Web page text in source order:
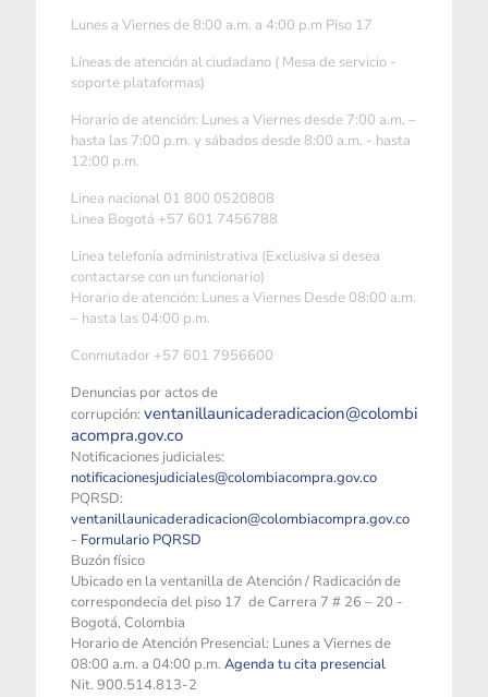
Lunes a Viernes de 8:00 a.m. a 4:00 p.m Piso 17
Líneas de atención al ciudadano ( Mesa de servicio -
soporte plataformas)
Horario de atención: Lunes a Viernes desde 7:00 a.m. –
hasta las 7:00 p.m. y sábados desde 8:00 a.m. - hasta
12:00 p.m.
Linea nacional 01 800 0520808
Linea Bogotá +57 601 7456788
Linea telefonía administrativa (Exclusiva si desea
contactarse con un funcionario)
Horario de atención: Lunes a Viernes Desde 08:00 a.m.
– hasta las 04:00 p.m.
Conmutador +57 601 7956600
Denuncias por actos de
corrupción: ventanillaunicaderadicacion@colombi
acompra.gov.co
Notificaciones judiciales:
notificacionesjudiciales@colombiacompra.gov.co
PQRSD:
ventanillaunicaderadicacion@colombiacompra.gov.co
- Formulario PQRSD
Buzón físico
Ubicado en la ventanilla de Atención / Radicación de
correspondecia del piso 17 de Carrera 7 # 26 – 20 -
Bogotá, Colombia
Horario de Atención Presencial: Lunes a Viernes de
08:00 a.m. a 04:00 p.m. Agenda tu cita presencial
Nit. 900.514.813-2